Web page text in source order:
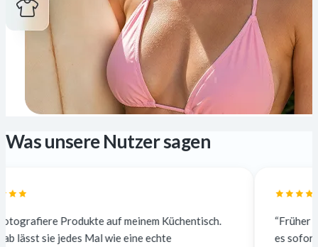
Was unsere Nutzer sagen
Küchentisch.
echte
“Früher habe ich für 5 $ pro Foto
es sofort und kostenlos. Die